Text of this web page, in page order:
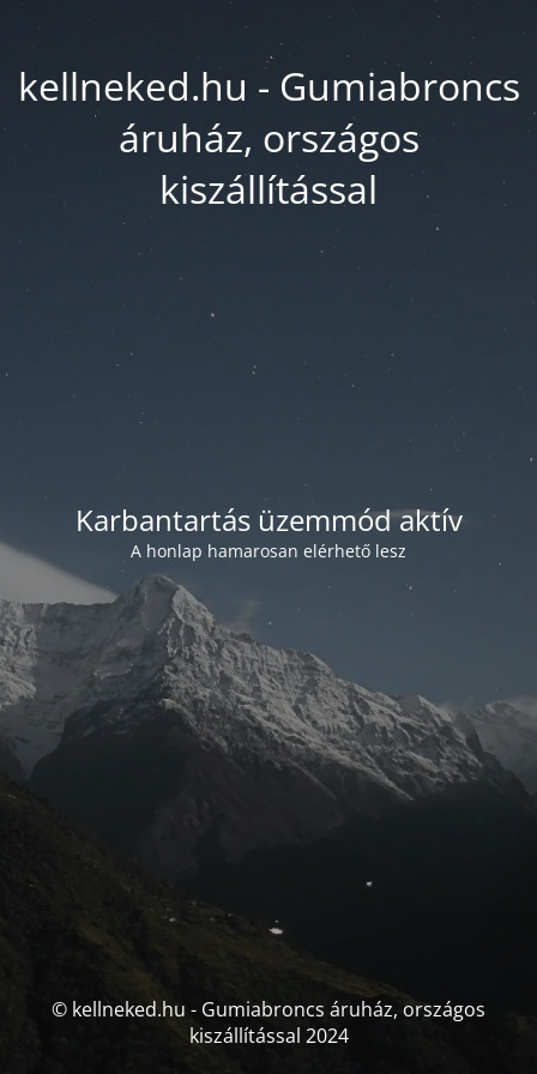
kellneked.hu - Gumiabroncs
áruház, országos
kiszállítással
Karbantartás üzemmód aktív
A honlap hamarosan elérhető lesz
© kellneked.hu - Gumiabroncs áruház, országos
kiszállítással 2024